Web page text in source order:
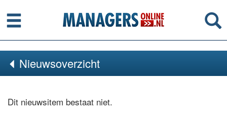
Menu
Nieuwsoverzicht
Dit nieuwsitem bestaat niet.